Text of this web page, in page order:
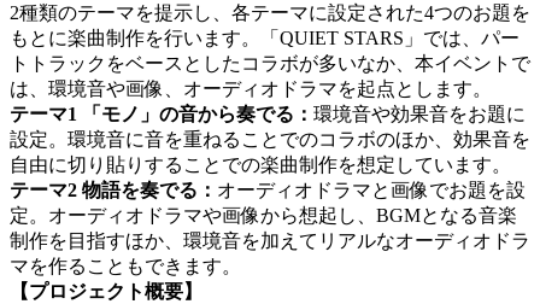
2種類のテーマを提示し、各テーマに設定された4つのお題を
もとに楽曲制作を行います。「QUIET STARS」では、パー
トトラックをベースとしたコラボが多いなか、本イベントで
は、環境音や画像、オーディオドラマを起点とします。
テーマ1 「モノ」の音から奏でる： 環境音や効果音をお題に
設定。環境音に音を重ねることでのコラボのほか、効果音を
自由に切り貼りすることでの楽曲制作を想定しています。
テーマ2 物語を奏でる： オーディオドラマと画像でお題を設
定。オーディオドラマや画像から想起し、BGMとなる音楽
制作を目指すほか、環境音を加えてリアルなオーディオドラ
マを作ることもできます。
【プロジェクト概要】